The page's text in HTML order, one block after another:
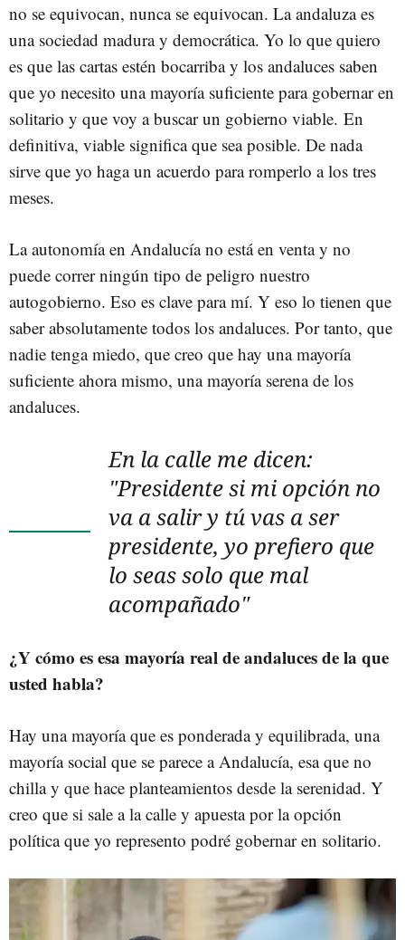
no se equivocan, nunca se equivocan. La andaluza es
una sociedad madura y democrática. Yo lo que quiero
es que las cartas estén bocarriba y los andaluces saben
que yo necesito una mayoría suficiente para gobernar en
solitario y que voy a buscar un gobierno viable. En
definitiva, viable significa que sea posible. De nada
sirve que yo haga un acuerdo para romperlo a los tres
meses.
La autonomía en Andalucía no está en venta y no
puede correr ningún tipo de peligro nuestro
autogobierno. Eso es clave para mí. Y eso lo tienen que
saber absolutamente todos los andaluces. Por tanto, que
nadie tenga miedo, que creo que hay una mayoría
suficiente ahora mismo, una mayoría serena de los
andaluces.
En la calle me dicen:
"Presidente si mi opción no
va a salir y tú vas a ser
presidente, yo prefiero que
lo seas solo que mal
acompañado"
¿Y cómo es esa mayoría real de andaluces de la que
usted habla?
Hay una mayoría que es ponderada y equilibrada, una
mayoría social que se parece a Andalucía, esa que no
chilla y que hace planteamientos desde la serenidad. Y
creo que si sale a la calle y apuesta por la opción
política que yo represento podré gobernar en solitario.